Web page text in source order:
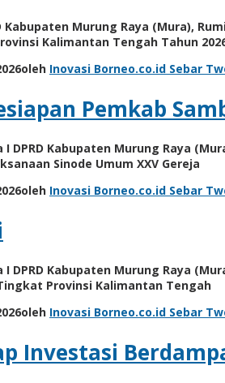
Kabupaten Murung Raya (Mura),
Kalimantan Tengah Tahun
oleh Inovasi Borneo.co.id Sebar
Pemkab
I DPRD Kabupaten Murung Raya
Sinode Umum XXV Gereja
oleh Inovasi Borneo.co.id Sebar
I DPRD Kabupaten Murung Raya
Provinsi Kalimantan Tengah
oleh Inovasi Borneo.co.id Sebar
Investasi